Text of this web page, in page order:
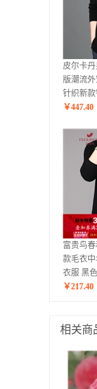
皮尔卡丹
版潮流外
针织新
￥447.40
富贵鸟
款毛衣中
衣服 黑
￥217.40
相关商